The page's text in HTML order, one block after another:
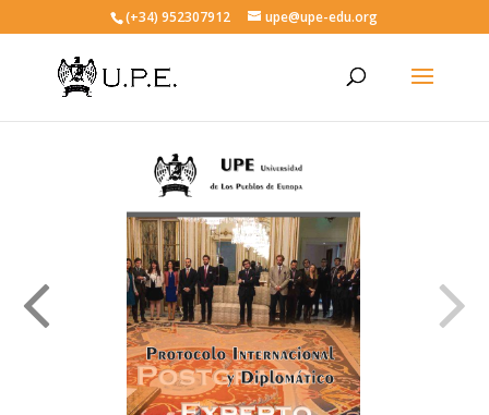
(+34) 952307912 upe@upe-edu.org